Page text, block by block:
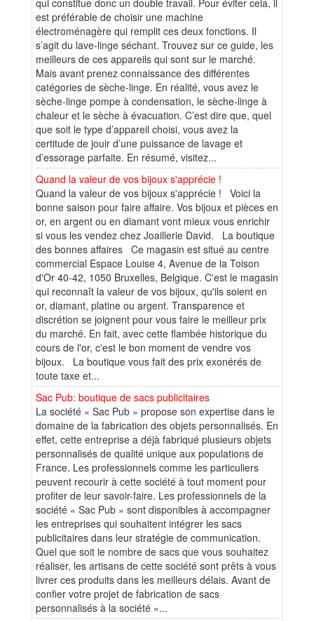
est préférable de choisir une machine
électroménagère qui remplit ces deux fonctions. Il
s’agit du lave-linge séchant. Trouvez sur ce guide, les
meilleurs de ces appareils qui sont sur le marché.
Mais avant prenez connaissance des différentes
catégories de sèche-linge. En réalité, vous avez le
sèche-linge pompe à condensation, le sèche-linge à
chaleur et le sèche à évacuation. C’est dire que, quel
que soit le type d’appareil choisi, vous avez la
certitude de jouir d’une puissance de lavage et
d’essorage parfaite. En résumé, visitez...
Quand la valeur de vos bijoux s'apprécie !
Quand la valeur de vos bijoux s'apprécie ! Voici la
bonne saison pour faire affaire. Vos bijoux et pièces en
or, en argent ou en diamant vont mieux vous enrichir
si vous les vendez chez Joaillerie David. La boutique
des bonnes affaires Ce magasin est situé au centre
commercial Espace Louise 4, Avenue de la Toison
d'Or 40-42, 1050 Bruxelles, Belgique. C'est le magasin
qui reconnaît la valeur de vos bijoux, qu'ils soient en
or, diamant, platine ou argent. Transparence et
discrétion se joignent pour vous faire le meilleur prix
du marché. En fait, avec cette flambée historique du
cours de l'or, c'est le bon moment de vendre vos
bijoux. La boutique vous fait des prix exonérés de
toute taxe et...
Sac Pub: boutique de sacs publicitaires
La société « Sac Pub » propose son expertise dans le
domaine de la fabrication des objets personnalisés. En
effet, cette entreprise a déjà fabriqué plusieurs objets
personnalisés de qualité unique aux populations de
France. Les professionnels comme les particuliers
peuvent recourir à cette société à tout moment pour
profiter de leur savoir-faire. Les professionnels de la
société « Sac Pub » sont disponibles à accompagner
les entreprises qui souhaitent intégrer les sacs
publicitaires dans leur stratégie de communication.
Quel que soit le nombre de sacs que vous souhaitez
réaliser, les artisans de cette société sont prêts à vous
livrer ces produits dans les meilleurs délais. Avant de
confier votre projet de fabrication de sacs
personnalisés à la société «...